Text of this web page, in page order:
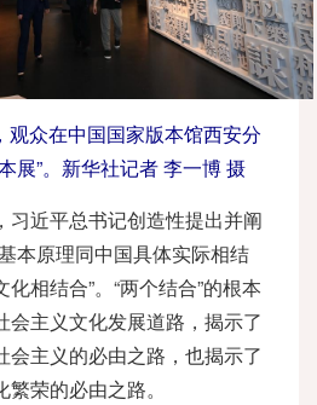
观众在中国国家版本馆西安分
展”。新华社记者 李一博 摄
习近平总书记创造性提出并阐
本原理同中国具体实际相结
相结合”。“两个结合”的根本
会主义文化发展道路，揭示了
会主义的必由之路，也揭示了
荣的必由之路。